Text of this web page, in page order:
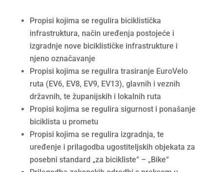
Propisi kojima se regulira biciklistička
infrastruktura, način uređenja postojeće i
izgradnje nove biciklističke infrastrukture i
njeno označavanje
Propisi kojima se regulira trasiranje EuroVelo
ruta (EV6, EV8, EV9, EV13), glavnih i veznih
državnih, te županijskih i lokalnih ruta
Propisi kojima se regulira sigurnost i ponašanje
biciklista u prometu
Propisi kojima se regulira izgradnja, te
uređenje i prilagodba ugostiteljskih objekata za
posebni standard „za bicikliste“ – „Bike“